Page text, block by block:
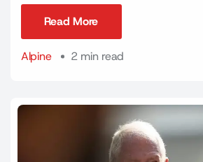
Read More
Alpine
2 min read